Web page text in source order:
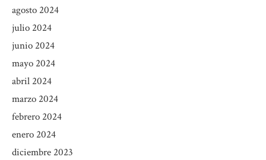
agosto 2024
julio 2024
junio 2024
mayo 2024
abril 2024
marzo 2024
febrero 2024
enero 2024
diciembre 2023